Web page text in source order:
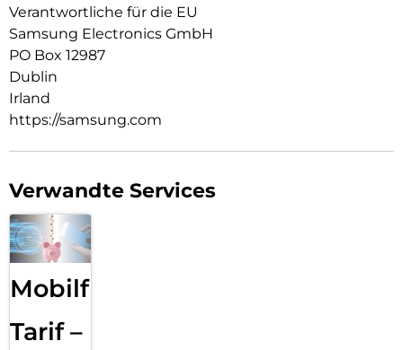
Verantwortliche für die EU
Samsung Electronics GmbH
PO Box 12987
Dublin
Irland
https://samsung.com
Verwandte Services
Mobilfunk
Tarif –